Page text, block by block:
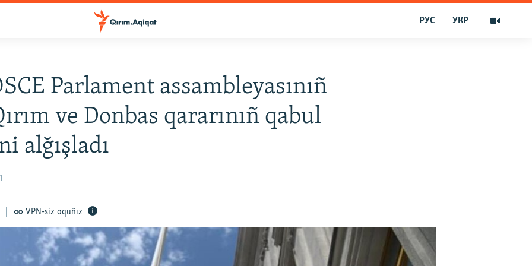
УКР
РУС
Parlament assambleyasınıñ
ve Donbas qararınıñ qabul
alğışladı
VPN-siz oquñız